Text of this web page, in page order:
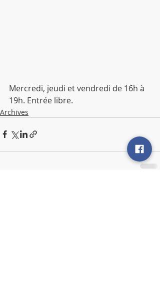
Mercredi, jeudi et vendredi de 16h à
19h. Entrée libre.
Archives